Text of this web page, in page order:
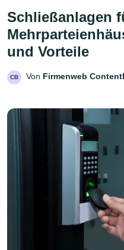
Schließanlagen
und Vorteile
CB Von Firmenweb